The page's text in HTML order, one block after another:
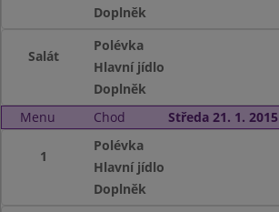
Doplněk
Salát
Polévka
Hlavní jídlo
Doplněk
Menu
Chod Středa 21. 1. 2015
1
Polévka
Hlavní jídlo
Doplněk